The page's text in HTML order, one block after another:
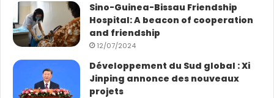
Sino-Guinea-Bissau Friendship
Hospital: A beacon of cooperation
and friendship
12/07/2024
Développement du Sud global : Xi
Jinping annonce des nouveaux
projets